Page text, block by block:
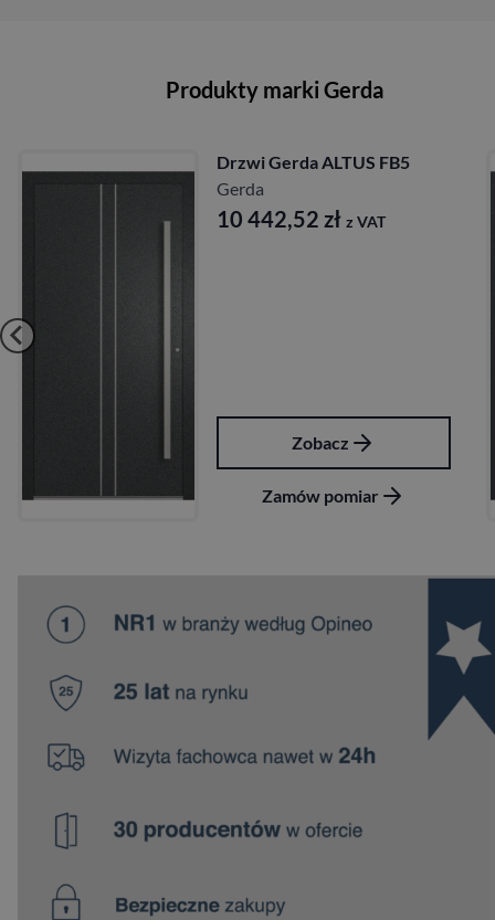
Produkty marki Gerda
Drzwi Gerda ALTUS FB5
Gerda
10 442,52 zł z VAT
Zobacz
Zamów pomiar